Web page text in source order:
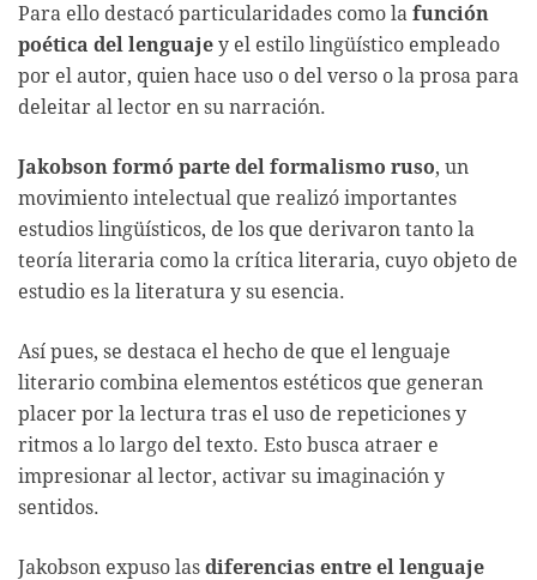
Para ello destacó particularidades como la función
poética del lenguaje y el estilo lingüístico empleado
por el autor, quien hace uso o del verso o la prosa para
deleitar al lector en su narración.
Jakobson formó parte del formalismo ruso, un
movimiento intelectual que realizó importantes
estudios lingüísticos, de los que derivaron tanto la
teoría literaria como la crítica literaria, cuyo objeto de
estudio es la literatura y su esencia.
Así pues, se destaca el hecho de que el lenguaje
literario combina elementos estéticos que generan
placer por la lectura tras el uso de repeticiones y
ritmos a lo largo del texto. Esto busca atraer e
impresionar al lector, activar su imaginación y
sentidos.
Jakobson expuso las diferencias entre el lenguaje